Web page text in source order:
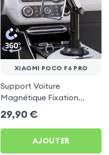
XIAOMI POCO F6 PRO
Support Voiture
Magnétique Fixation
Porte-gobelet pour
Xiaomi Poco F6 Pro
29,90 €
AJOUTER